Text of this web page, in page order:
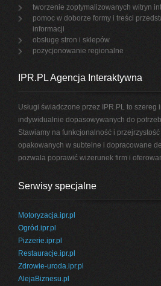
tworzenie zoptymalizowanych witryn
pomoc w doborze formy i treści
informacji
obsługę stron i sklepów
pozycjonowanie regionalne
IPR.PL Agencja Interaktywna
Usługi świadczone przez IPR.PL to
indywidualnie dopasowywanych do
Stawiamy na funkcjonalność i
opakowanych w subtelne i dopracowane
pozwala poprawić wizerunek firm i
Serwisy specjalne
Motoryzacja.ipr.pl
Ogród.ipr.pl
Pizzerie.ipr.pl
Restauracje.ipr.pl
Zdrowie-uroda.ipr.pl
AlejaBiznesu.pl